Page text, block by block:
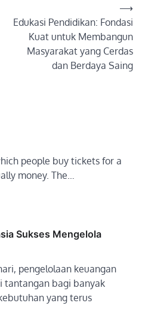
Edukasi Pendidikan: Fondasi
Kuat untuk Membangun
Masyarakat yang Cerdas
dan Berdaya Saing
⟶
people buy tickets for a
money. The…
Sukses Mengelola
pengelolaan keuangan
tantangan bagi banyak
yang terus